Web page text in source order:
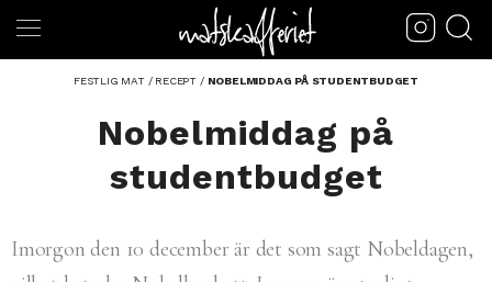
FESTLIG MAT/ RECEPT / NOBELMIDDAG PÅ STUDENTBUDGET
Nobelmiddag på
studentbudget
Imorgon den 10 december är det som sagt Nobeldagen,